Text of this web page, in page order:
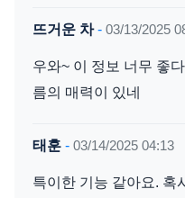
뜨거운 차- 03/13/2025
우와~ 이 정보 너무 좋
름의 매력이 있네
태훈 - 03/14/2025 04:13
특이한 기능 같아요. 혹